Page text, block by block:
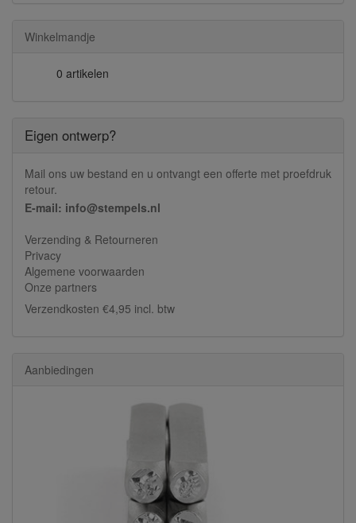
Winkelmandje
0 artikelen
Eigen ontwerp?
Mail ons uw bestand en u ontvangt een offerte met proefdruk
retour.
E-mail: info@stempels.nl
Verzending & Retourneren
Privacy
Algemene voorwaarden
Onze partners
Verzendkosten €4,95 incl. btw
Aanbiedingen